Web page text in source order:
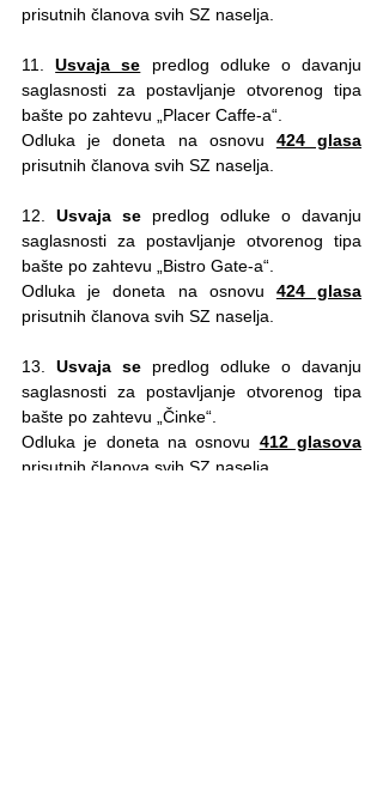
prisutnih članova svih SZ naselja.
11. Usvaja se predlog odluke o davanju
saglasnosti za postavljanje otvorenog tipa
bašte po zahtevu „Placer Caffe-a“.
Odluka je doneta na osnovu 424 glasa
prisutnih članova svih SZ naselja.
12. Usvaja se predlog odluke o davanju
saglasnosti za postavljanje otvorenog tipa
bašte po zahtevu „Bistro Gate-a“.
Odluka je doneta na osnovu 424 glasa
prisutnih članova svih SZ naselja.
13. Usvaja se predlog odluke o davanju
saglasnosti za postavljanje otvorenog tipa
bašte po zahtevu „Činke“.
Odluka je doneta na osnovu 412 glasova
prisutnih članova svih SZ naselja.